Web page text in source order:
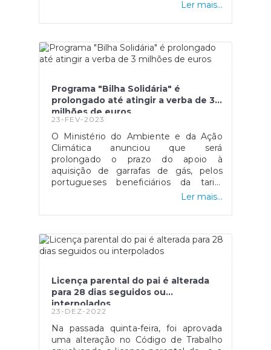
publicação desta Portaria, um
eficácia na gestão da informação e da
documentação nos Serviços da
Ler mais...
Programa "Bilha Solidária" é
prolongado até atingir a verba de 3
milhões de euros
23-FEV-2023
O Ministério do Ambiente e da Ação
Climática anunciou que será
prolongado o prazo do apoio à
aquisição de garrafas de gás, pelos
portugueses beneficiários da tarifa
social de energia elétrica ou das
mesmo atingir a verba disponível de 3
comunicado emitido pelo Governo, e
devido à instabilidade financeira sentida
afirma que “ficou inscrito no
Orçamento do Estado o
prolongamento deste apoio que,
desde novembro, conta com o apoio
para a operacionalização do
pagamento do apoio de 10 euros na
Ler mais...
Licença parental do pai é alterada
para 28 dias seguidos ou
interpolados
23-DEZ-2022
Na passada quinta-feira, foi aprovada
uma alteração no Código de Trabalho